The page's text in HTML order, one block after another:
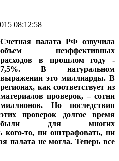
08:12:58
Счетная палата РФ озвучила
объем неэффективных
расходов в прошлом году -
7,5%. В натуральном
выражении это миллиарды. В
регионах, как соответствует из
материалов проверок, – сотни
миллионов. Но последствия
этих проверок долгое время
были для многих
то, ни оштрафовать, ни
палата не могла. Теперь все